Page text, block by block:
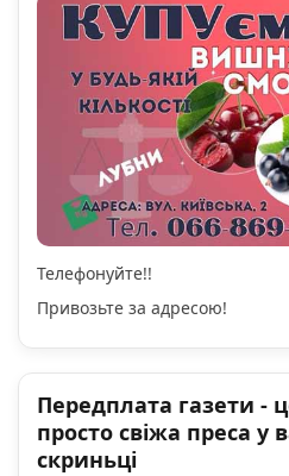
Телефонуйте!!
Привозьте за адресою!
Передплата газети -
просто свіжа преса у
скриньці